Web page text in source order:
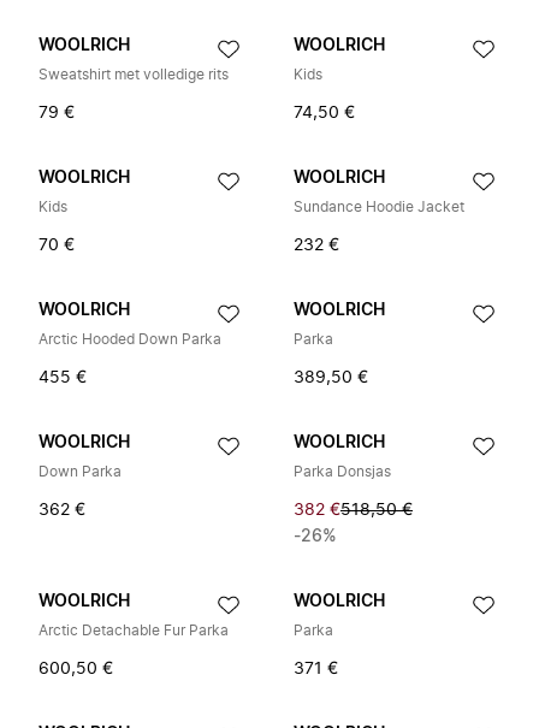
WOOLRICH
Sweatshirt met volledige rits
79 €
WOOLRICH
Kids
74,50 €
WOOLRICH
Kids
70 €
WOOLRICH
Sundance Hoodie Jacket
232 €
WOOLRICH
Arctic Hooded Down Parka
455 €
WOOLRICH
Parka
389,50 €
WOOLRICH
Down Parka
362 €
WOOLRICH
Parka Donsjas
382 €518,50 €
-26%
WOOLRICH
Arctic Detachable Fur Parka
600,50 €
WOOLRICH
Parka
371 €